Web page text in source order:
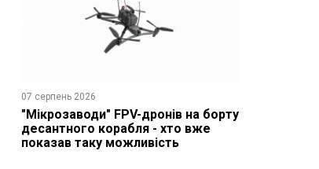
07 серпень 2026
"Мікрозаводи" FPV-дронів на борту
десантного корабля - хто вже
показав таку можливість